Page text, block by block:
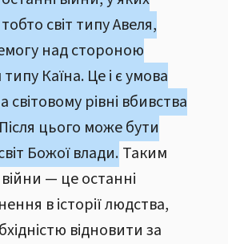
світ типу Авеля,
над стороною
Каїна. Це і є умова
світовому рівні вбивства
цього може бути
Божої влади. Таким
— це останні
в історії людства,
відновити за